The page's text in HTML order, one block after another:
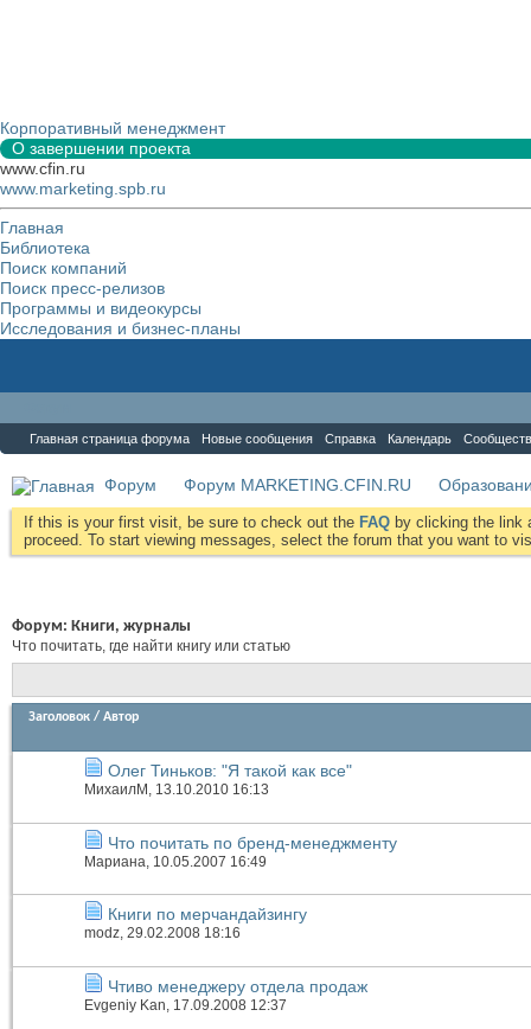
Корпоративный менеджмент
О завершении проекта
www.cfin.ru
www.marketing.spb.ru
Главная
Библиотека
Поиск компаний
Поиск пресс-релизов
Программы и видеокурсы
Исследования и бизнес-планы
Главная страница форума Новые сообщения Справка Календарь
Форум Форум MARKETING.CFIN.RU
If this is your first visit, be sure to check out the FAQ by clicking the link
proceed. To start viewing messages, select the forum that you want to
Форум: Книги, журналы
Что почитать, где найти книгу или статью
Заголовок / Автор
Олег Тиньков: "Я такой как все"
МихаилМ , 13.10.2010 16:13
Что почитать по бренд-менеджменту
Мариана, 10.05.2007 16:49
Книги по мерчандайзингу
modz, 29.02.2008 18:16
Чтиво менеджеру отдела продаж
Evgeniy Kan , 17.09.2008 12:37